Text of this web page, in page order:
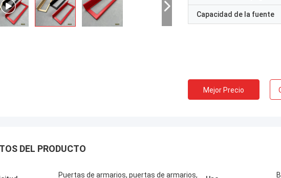
Capacidad de la fuente
Mejor Precio
DEL PRODUCTO
Puertas de armarios, puertas de armarios,